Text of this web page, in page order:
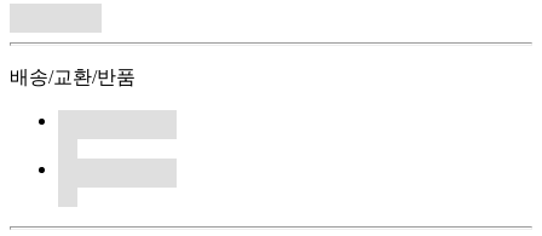
배송/교환/반품